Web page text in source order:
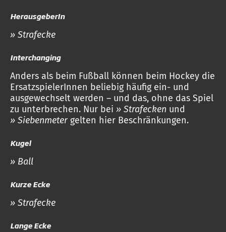
HerausgeberIn
» Strafecke
Interchanging
Anders als beim Fußball können beim Hockey die
ErsatzspielerInnen beliebig häufig ein- und
ausgewechselt werden – und das, ohne das Spiel
zu unterbrechen. Nur bei » Strafecken und
» Siebenmeter gelten hier Beschränkungen.
Kugel
» Ball
Kurze Ecke
» Strafecke
Lange Ecke